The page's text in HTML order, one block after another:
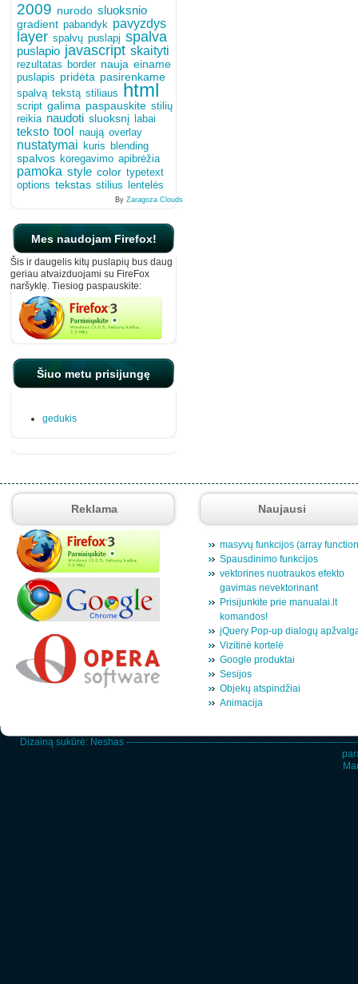
2009 nurodo sluoksnio
gradient pabandyk pavyzdys
layer spalvų puslapį spalva
puslapio javascript skaityti
rezultatas border nauja einame
puslapis pridėta pasirenkame
spalvą tekstą stiliaus html
script galima paspauskite stilių
reikia naudoti sluoksnį labai
teksto tool naują overlay
nustatymai kuris blending
spalvos koregavimo apibrėžia
pamoka style color typetext
options tekstas stilius lentelės
By Zaragoza Clouds
Mes naudojam Firefox!
Šis ir daugelis kitų puslapių bus daug
geriau atvaizduojami su FireFox
naršyklę. Tiesiog paspauskite:
Šiuo metu prisijungę
gedukis
Reklama Naujausi
masyvų funkcijos (array
Spausdinimo funkcijos
vektorines nuotraukos efekto
gavimas nevektorinant
Prisijunkite prie manualai.lt
komandos!
jQuery Pop-up dialogų
Vizitinė kortelė
Google produktai
Sesijos
Objekų atspindžiai
Animacija
Dizainą sukūrė: Neshas